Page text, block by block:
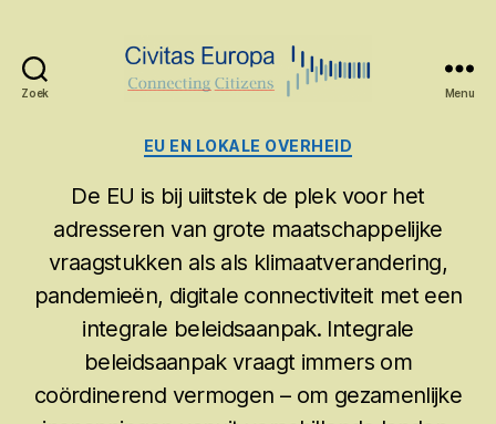
Zoek
Europa
Menu
Categorieën
EU EN LOKALE OVERHEID
De EU is bij uiitstek de plek voor het
adresseren van grote maatschappelijke
vraagstukken als als klimaatverandering,
pandemieën, digitale connectiviteit met een
integrale beleidsaanpak. Integrale
beleidsaanpak vraagt immers om
coördinerend vermogen – om gezamenlijke